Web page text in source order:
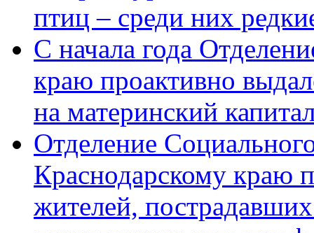
птиц – среди них
С начала года
краю проактивно
на материнский
Отделение
Краснодарскому краю
жителей,